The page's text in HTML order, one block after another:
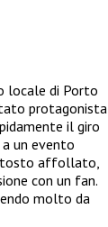
locale di Porto
protagonista
il giro
un evento
affollato,
con un fan.
molto da